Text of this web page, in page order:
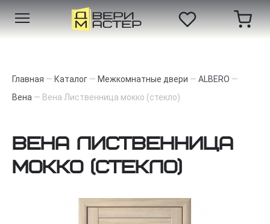
Главная — Каталог — Межкомнатные двери — ALBERO —
Вена — Вена Лиственница мокко (стекло)
Вена Лиственница
мокко (стекло)